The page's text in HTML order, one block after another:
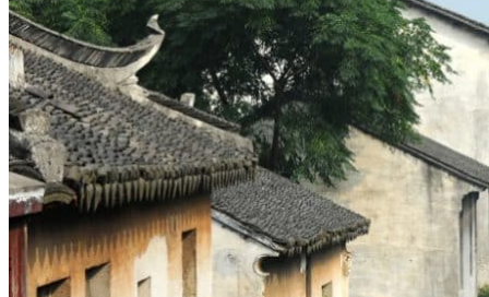
Demande d’info
09 83 07 44 60